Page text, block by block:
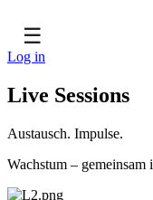
☰
Log in
Live Sessions
Austausch. Impulse.
Wachstum – gemeinsam